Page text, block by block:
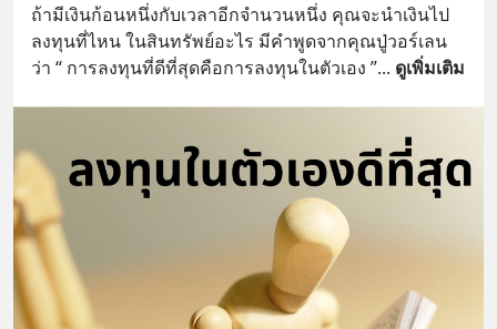
ถ้ามีเงินก้อนหนึ่งกับเวลาอีกจำนวนหนึ่ง คุณจะนำเงินไป
ลงทุนที่ไหน ในสินทรัพย์อะไร มีคำพูดจากคุณปู่วอร์เลน
ว่า “ การลงทุนที่ดีที่สุดคือการลงทุนในตัวเอง ”... ดูเพิ่มเติม